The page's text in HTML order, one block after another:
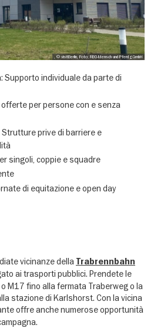
, © visitBerlin, Foto: RBO-Mensch und Pferd gGmbH
Supporto individuale da parte di
per persone con e senza
prive di barriere e
singoli, coppie e squadre
di equitazione e open day
vicinanze della Trabrennbahn
ai trasporti pubblici. Prendete le
M17 fino alla fermata Traberweg o la
stazione di Karlshorst. Con la vicina
offre anche numerose opportunità